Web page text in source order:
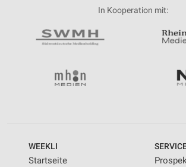
In Kooperation mit:
WEEKLI
Startseite